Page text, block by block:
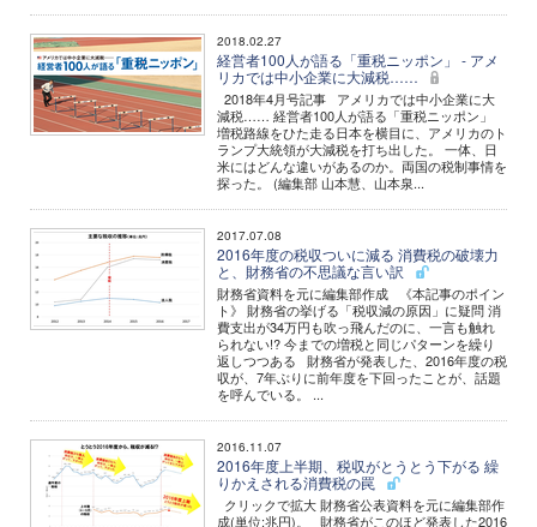
2018.02.27
経営者100人が語る「重税ニッポン」 - アメ
リカでは中小企業に大減税……
2018年4月号記事 アメリカでは中小企業に大
減税…… 経営者100人が語る「重税ニッポン」
増税路線をひた走る日本を横目に、アメリカのト
ランプ大統領が大減税を打ち出した。 一体、日
米にはどんな違いがあるのか。両国の税制事情を
探った。 (編集部 山本慧、山本泉...
2017.07.08
2016年度の税収ついに減る 消費税の破壊力
と、財務省の不思議な言い訳
財務省資料を元に編集部作成 《本記事のポイン
ト》 財務省の挙げる「税収減の原因」に疑問 消
費支出が34万円も吹っ飛んだのに、一言も触れ
られない!? 今までの増税と同じパターンを繰り
返しつつある 財務省が発表した、2016年度の税
収が、7年ぶりに前年度を下回ったことが、話題
を呼んでいる。 ...
2016.11.07
2016年度上半期、税収がとうとう下がる 繰
りかえされる消費税の罠
クリックで拡大 財務省公表資料を元に編集部作
成(単位:兆円)。 財務省がこのほど発表した2016